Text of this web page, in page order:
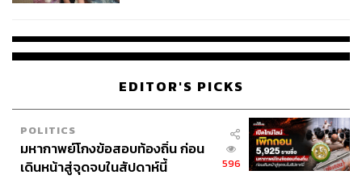
EDITOR'S PICKS
POLITICS
มหากาพย์โกงข้อสอบท้องถิ่น ก่อน
เดินหน้าสู่จุดจบในสัปดาห์นี้
596